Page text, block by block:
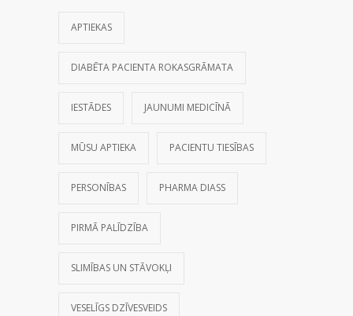
APTIEKAS
DIABĒTA PACIENTA ROKASGRĀMATA
IESTĀDES JAUNUMI MEDICĪNĀ
MŪSU APTIEKA PACIENTU TIESĪBAS
PERSONĪBAS PHARMA DIASS
PIRMĀ PALĪDZĪBA
SLIMĪBAS UN STĀVOKĻI
VESELĪGS DZĪVESVEIDS